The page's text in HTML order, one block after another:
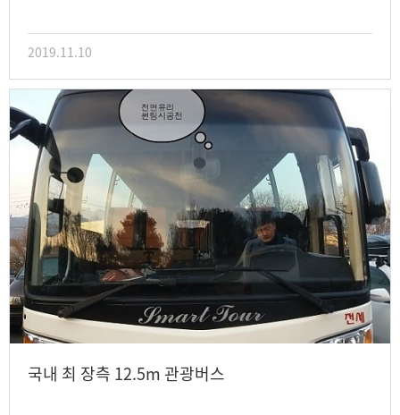
2019.11.10
국내 최 장측 12.5m 관광버스